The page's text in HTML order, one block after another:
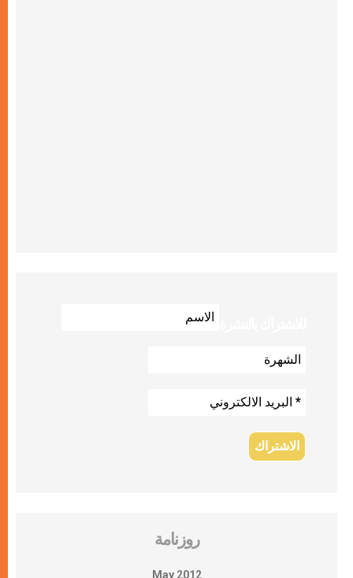
روزنامة
May 2012